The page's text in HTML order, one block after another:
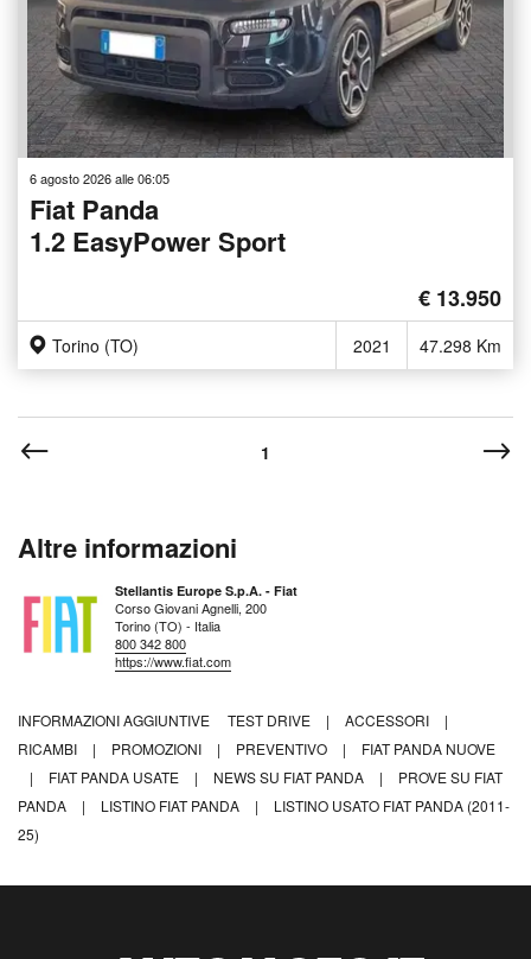
6 agosto 2026 alle 06:05
Fiat Panda
1.2 EasyPower Sport
€ 13.950
Torino (TO) 2021 47.298 Km
1
Altre informazioni
Stellantis Europe S.p.A. - Fiat
Corso Giovani Agnelli, 200
Torino (TO) - Italia
800 342 800
https://www.fiat.com
INFORMAZIONI AGGIUNTIVE TEST DRIVE | ACCESSORI
|
RICAMBI
| PROMOZIONI | PREVENTIVO |
FIAT PANDA NUOVE
|
FIAT PANDA USATE | NEWS SU FIAT PANDA |
PROVE SU FIAT
PANDA
| LISTINO FIAT PANDA |
LISTINO USATO FIAT PANDA (2011-
25)